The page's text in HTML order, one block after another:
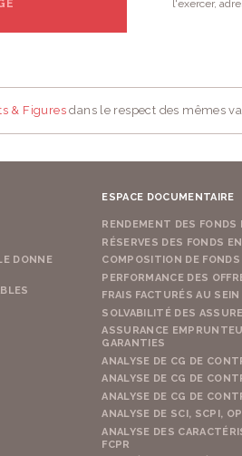
l'exercer,
& Figuresdans le respect des mêmes
DONNE
ESPACE DOCUMENTAIRE
RENDEMENT DES FONDS
RÉSERVES DES FONDS
COMPOSITION DE
PERFORMANCE DES
FRAIS FACTURÉS AU
SOLVABILITÉ DES
ASSURANCE
GARANTIES
ANALYSE DE CG DE
ANALYSE DE CG DE
ANALYSE DE CG DE
ANALYSE DE SCI, SCPI,
ANALYSE DES
FCPR